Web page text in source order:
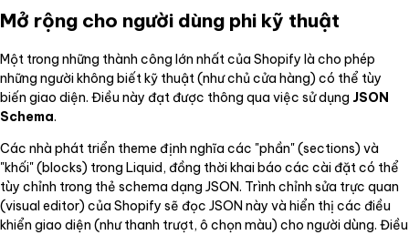
Mở rộng cho người dùng phi kỹ thuật
Một trong những thành công lớn nhất của Shopify là cho phép
những người không biết kỹ thuật (như chủ cửa hàng) có thể tùy
biến giao diện. Điều này đạt được thông qua việc sử dụng JSON
Schema.
Các nhà phát triển theme định nghĩa các "phần" (sections) và
"khối" (blocks) trong Liquid, đồng thời khai báo các cài đặt có thể
tùy chỉnh trong thẻ schema dạng JSON. Trình chỉnh sửa trực quan
(visual editor) của Shopify sẽ đọc JSON này và hiển thị các điều
khiển giao diện (như thanh trượt, ô chọn màu) cho người dùng. Điều